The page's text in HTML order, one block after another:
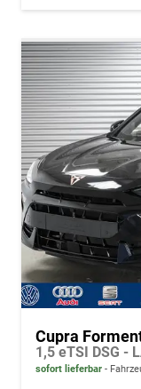
Cupra
1,5 eTSI DSG -
sofort lieferbar